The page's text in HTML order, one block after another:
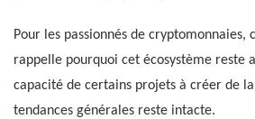
Pour les passionnés de cryptomonnaies,
rappelle pourquoi cet écosystème reste
capacité de certains projets à créer de
tendances générales reste intacte.